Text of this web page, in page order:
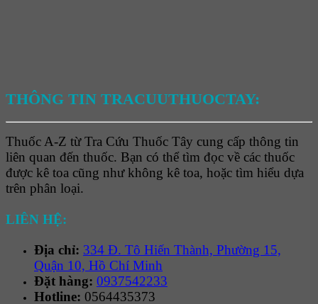
THÔNG TIN TRACUUTHUOCTAY:
Thuốc A-Z từ Tra Cứu Thuốc Tây cung cấp thông tin
liên quan đến thuốc. Bạn có thể tìm đọc về các thuốc
được kê toa cũng như không kê toa, hoặc tìm hiểu dựa
trên phân loại.
LIÊN HỆ:
Địa chỉ: 334 Đ. Tô Hiến Thành, Phường 15,
Quận 10, Hồ Chí Minh
Đặt hàng: 0937542233
Hotline: 0564435373